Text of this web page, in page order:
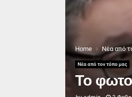
Home Νέα από
Νέα από τον τόπο μας
Το